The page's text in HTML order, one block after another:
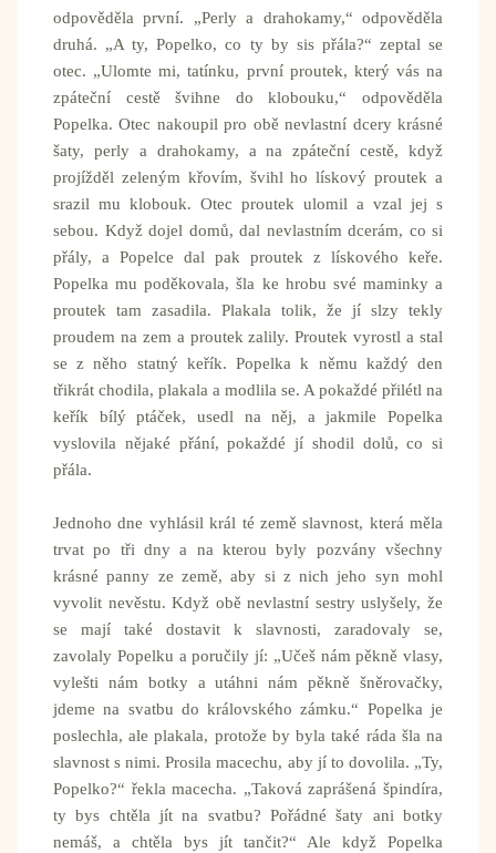
odpověděla první. „Perly a drahokamy,“ odpověděla
druhá. „A ty, Popelko, co ty by sis přála?“ zeptal se
otec. „Ulomte mi, tatínku, první proutek, který vás na
zpáteční cestě švihne do klobouku,“ odpověděla
Popelka. Otec nakoupil pro obě nevlastní dcery krásné
šaty, perly a drahokamy, a na zpáteční cestě, když
projížděl zeleným křovím, švihl ho lískový proutek a
srazil mu klobouk. Otec proutek ulomil a vzal jej s
sebou. Když dojel domů, dal nevlastním dcerám, co si
přály, a Popelce dal pak proutek z lískového keře.
Popelka mu poděkovala, šla ke hrobu své maminky a
proutek tam zasadila. Plakala tolik, že jí slzy tekly
proudem na zem a proutek zalily. Proutek vyrostl a stal
se z něho statný keřík. Popelka k němu každý den
třikrát chodila, plakala a modlila se. A pokaždé přilétl na
keřík bílý ptáček, usedl na něj, a jakmile Popelka
vyslovila nějaké přání, pokaždé jí shodil dolů, co si
přála.
Jednoho dne vyhlásil král té země slavnost, která měla
trvat po tři dny a na kterou byly pozvány všechny
krásné panny ze země, aby si z nich jeho syn mohl
vyvolit nevěstu. Když obě nevlastní sestry uslyšely, že
se mají také dostavit k slavnosti, zaradovaly se,
zavolaly Popelku a poručily jí: „Učeš nám pěkně vlasy,
vylešti nám botky a utáhni nám pěkně šněrovačky,
jdeme na svatbu do královského zámku.“ Popelka je
poslechla, ale plakala, protože by byla také ráda šla na
slavnost s nimi. Prosila macechu, aby jí to dovolila. „Ty,
Popelko?“ řekla macecha. „Taková zaprášená špindíra,
ty bys chtěla jít na svatbu? Pořádné šaty ani botky
nemáš, a chtěla bys jít tančit?“ Ale když Popelka